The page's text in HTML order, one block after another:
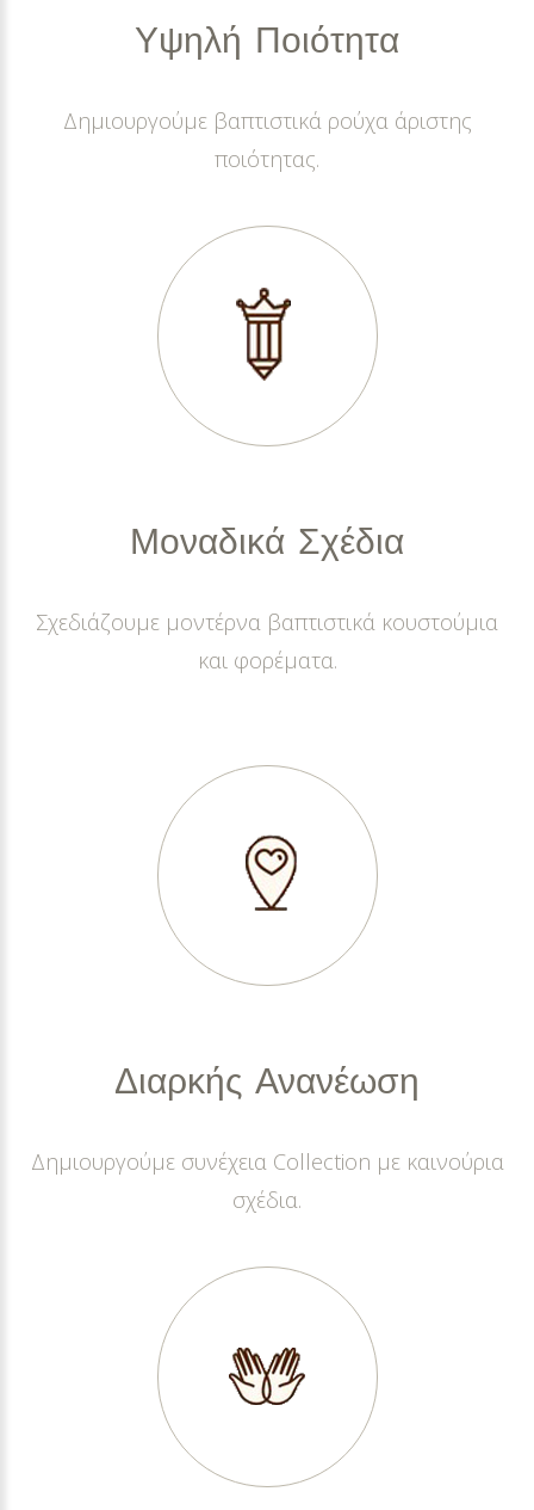
Υψηλή Ποιότητα
Δημιουργούμε βαπτιστικά ρούχα άριστης
ποιότητας.
Μοναδικά Σχέδια
Σχεδιάζουμε μοντέρνα βαπτιστικά κουστούμια
και φορέματα.
Διαρκής Ανανέωση
Δημιουργούμε συνέχεια Collection με καινούρια
σχέδια.